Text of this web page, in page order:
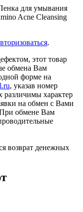
для умывания
Acne Cleansing
.
этот товар
обмена Вам
форме на
, указав номер
различимы характер
на обмен с Вами
При обмене Вам
возврат денежных